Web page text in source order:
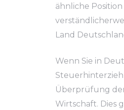
ähnliche
Land
Wenn Sie in
Überprüfung
Wirtschaft. Dies